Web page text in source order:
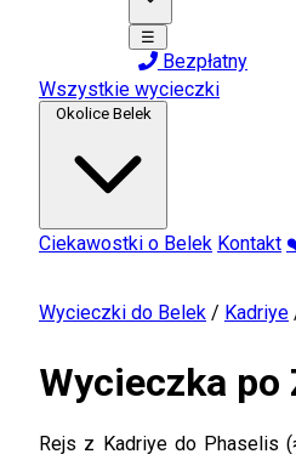
☰
Bezpłatny
Wszystkie wycieczki
Okolice Belek
Ciekawostki o Belek Kontakt
Wycieczki do Belek / Kadriye
Wycieczka po
Rejs z Kadriye do Phaselis